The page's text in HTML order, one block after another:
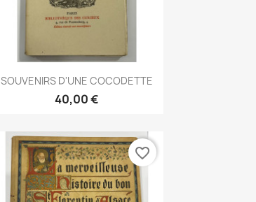
Aperçu rapide
SOUVENIRS D'UNE COCODETTE
40,00 €
favorite_border